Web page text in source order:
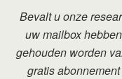
Bevalt u onze
uw mailbox
gehouden worden
gratis